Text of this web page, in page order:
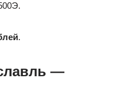
.
—